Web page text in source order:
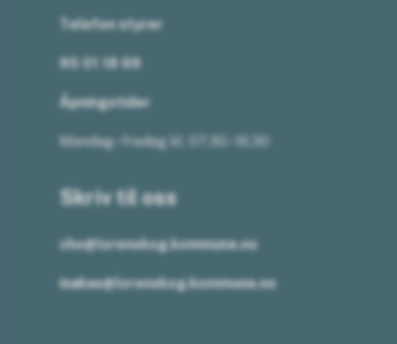
Telefon styrer
95 01 18 69
Åpningstider
Mandag–fredag kl. 07.30–16.30
Skriv til oss
cho@lorenskog.kommune.no
inakas@lorenskog.kommune.no